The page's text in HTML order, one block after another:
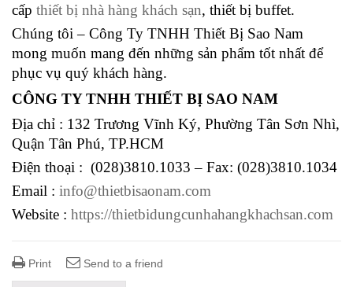
cấp thiết bị nhà hàng khách sạn, thiết bị buffet.
Chúng tôi – Công Ty TNHH Thiết Bị Sao Nam
mong muốn mang đến những sản phẩm tốt nhất để
phục vụ quý khách hàng.
CÔNG TY TNHH THIẾT BỊ SAO NAM
Địa chỉ : 132 Trương Vĩnh Ký, Phường Tân Sơn Nhì,
Quận Tân Phú, TP.HCM
Điện thoại : (028)3810.1033 – Fax: (028)3810.1034
Email : info@thietbisaonam.com
Website : https://thietbidungcunhahangkhachsan.com
Print Send to a friend